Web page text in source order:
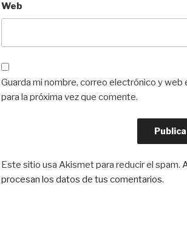
Web
Guarda mi nombre, correo electrónico y
para la próxima vez que comente.
Este sitio usa Akismet para reducir el spam.
procesan los datos de tus comentarios.